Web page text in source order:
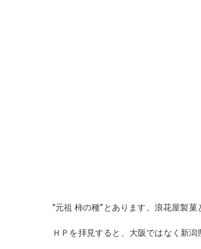
”元祖 柿の種”とあります。浪花屋製菓
ＨＰを拝見すると、大阪ではなく新潟